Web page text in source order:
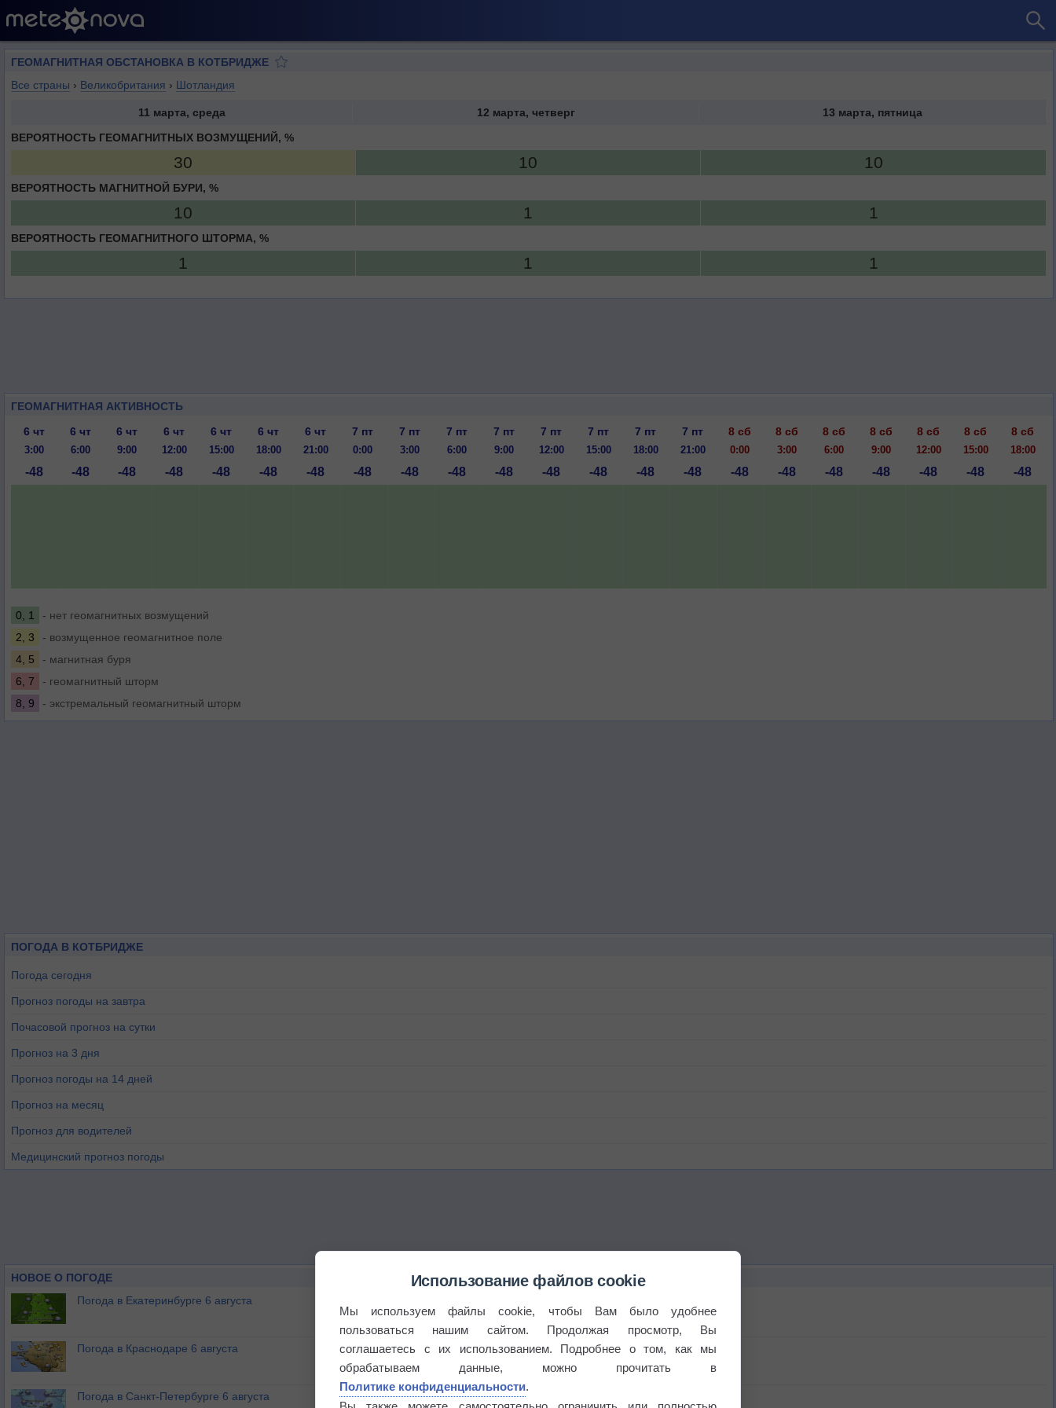
ГЕОМАГНИТНАЯ ОБСТАНОВКА В КОТБРИДЖЕ
Все страны › Великобритания › Шотландия
11 марта, среда 12 марта, четверг
13 марта, пятница
ВЕРОЯТНОСТЬ ГЕОМАГНИТНЫХ ВОЗМУЩЕНИЙ, %
30 10 10
ВЕРОЯТНОСТЬ МАГНИТНОЙ БУРИ, %
10 1 1
ВЕРОЯТНОСТЬ ГЕОМАГНИТНОГО ШТОРМА, %
1 1 1
ГЕОМАГНИТНАЯ АКТИВНОСТЬ
6 чт
6 чт 6 чт 6 чт 6 чт 6 чт 6 чт 7 пт 7 пт 7 пт 7 пт 7 пт 7 пт 7 пт 7 пт 8 сб 8 сб 8 сб 8 сб 8 сб 8 сб 8 сб
3:00 6:00 9:00 12:00 15:00 18:00 21:00 0:00 3:00 6:00 9:00 12:00 15:00 18:00 21:00 0:00 3:00 6:00 9:00 12:00 15:00 18:00
-48 -48 -48 -48 -48 -48 -48 -48 -48 -48 -48 -48 -48 -48 -48 -48 -48 -48 -48 -48 -48 -48
0, 1
- нет геомагнитных возмущений
2, 3
- возмущенное геомагнитное поле
4, 5
- магнитная буря
6, 7
- геомагнитный шторм
8, 9
- экстремальный геомагнитный шторм
ПОГОДА В КОТБРИДЖЕ
Погода сегодня
Прогноз погоды на завтра
Почасовой прогноз на сутки
Прогноз на 3 дня
Прогноз погоды на 14 дней
Прогноз на месяц
Прогноз для водителей
Медицинский прогноз погоды
НОВОЕ О ПОГОДЕ
Погода в Екатеринбурге 6 августа
Погода в Краснодаре 6 августа
Погода в Санкт-Петербурге 6 августа
Использование файлов cookie
Мы используем файлы cookie, чтобы Вам было удобнее
пользоваться нашим сайтом. Продолжая просмотр, Вы
соглашаетесь с их использованием. Подробнее о том, как мы
обрабатываем данные, можно прочитать в
Политике конфиденциальности.